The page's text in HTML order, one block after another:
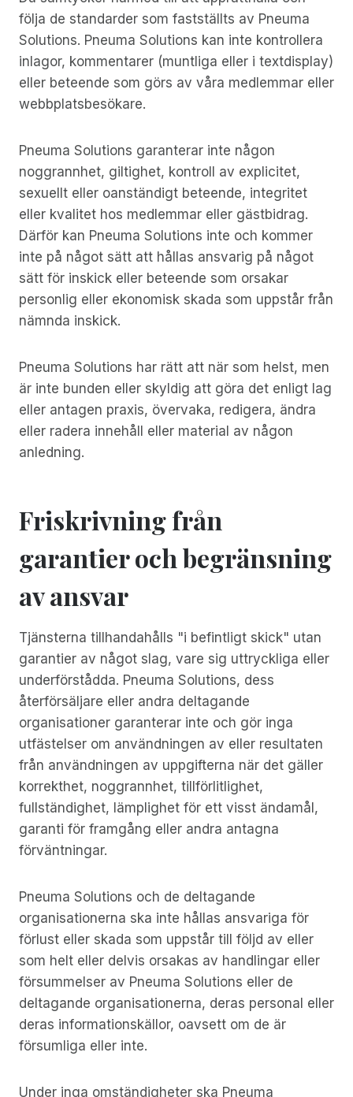
följa de standarder som fastställts av Pneuma
Solutions. Pneuma Solutions kan inte kontrollera
inlagor, kommentarer (muntliga eller i textdisplay)
eller beteende som görs av våra medlemmar eller
webbplatsbesökare.
Pneuma Solutions garanterar inte någon
noggrannhet, giltighet, kontroll av explicitet,
sexuellt eller oanständigt beteende, integritet
eller kvalitet hos medlemmar eller gästbidrag.
Därför kan Pneuma Solutions inte och kommer
inte på något sätt att hållas ansvarig på något
sätt för inskick eller beteende som orsakar
personlig eller ekonomisk skada som uppstår från
nämnda inskick.
Pneuma Solutions har rätt att när som helst, men
är inte bunden eller skyldig att göra det enligt lag
eller antagen praxis, övervaka, redigera, ändra
eller radera innehåll eller material av någon
anledning.
Friskrivning från
garantier och begränsning
av ansvar
Tjänsterna tillhandahålls "i befintligt skick" utan
garantier av något slag, vare sig uttryckliga eller
underförstådda. Pneuma Solutions, dess
återförsäljare eller andra deltagande
organisationer garanterar inte och gör inga
utfästelser om användningen av eller resultaten
från användningen av uppgifterna när det gäller
korrekthet, noggrannhet, tillförlitlighet,
fullständighet, lämplighet för ett visst ändamål,
garanti för framgång eller andra antagna
förväntningar.
Pneuma Solutions och de deltagande
organisationerna ska inte hållas ansvariga för
förlust eller skada som uppstår till följd av eller
som helt eller delvis orsakas av handlingar eller
försummelser av Pneuma Solutions eller de
deltagande organisationerna, deras personal eller
deras informationskällor, oavsett om de är
försumliga eller inte.
Under inga omständigheter ska Pneuma